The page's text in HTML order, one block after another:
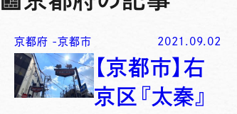
京都府 -京都市 2021.09.02
【京都市】右
京区『太秦』